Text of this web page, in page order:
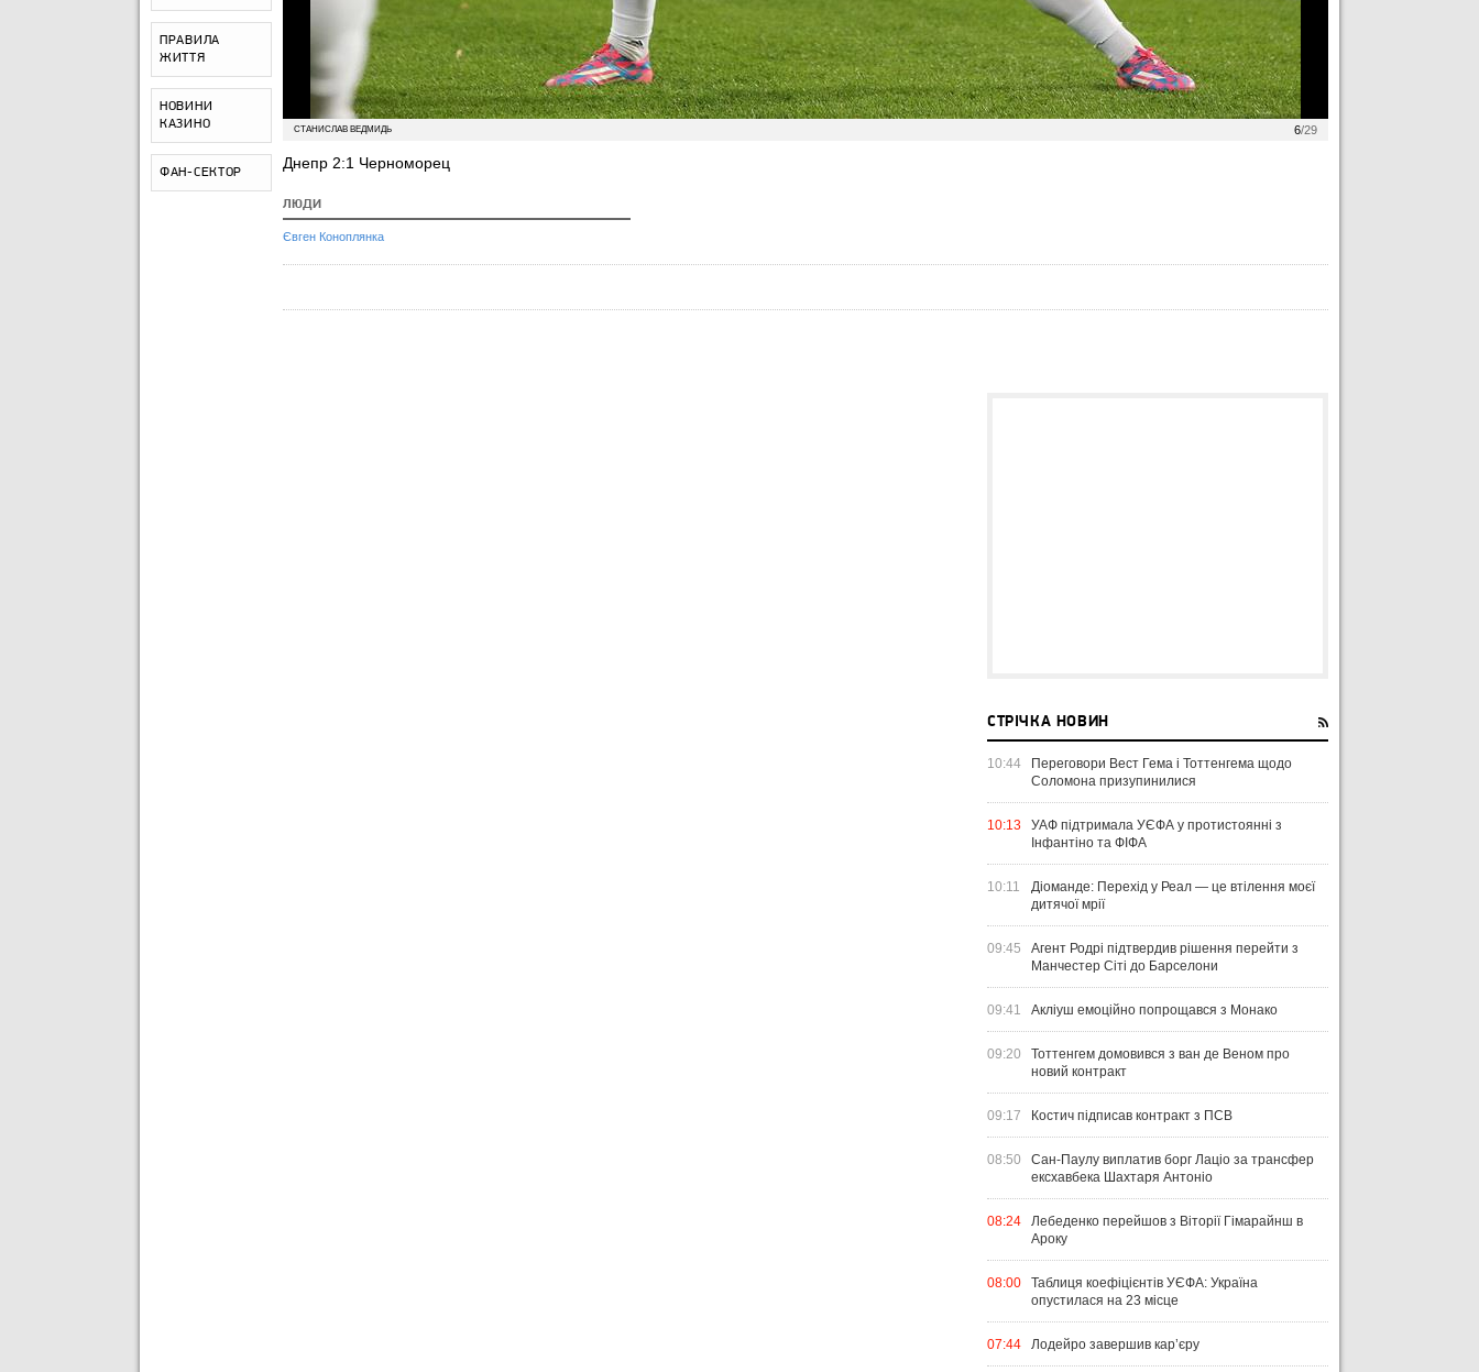
ПРАВИЛА
ЖИТТЯ
НОВИНИ
КАЗИНО
ФАН-СЕКТОР
6/29
СТАНИСЛАВ ВЕДМИДЬ
Днепр 2:1 Черноморец
ЛЮДИ
Євген Коноплянка
СТРІЧКА НОВИН
10:44
Переговори Вест Гема і Тоттенгема щодо
Соломона призупинилися
10:13
УАФ підтримала УЄФА у протистоянні з
Інфантіно та ФІФА
10:11
Діоманде: Перехід у Реал — це втілення моєї
дитячої мрії
09:45
Агент Родрі підтвердив рішення перейти з
Манчестер Сіті до Барселони
09:41 Акліуш емоційно попрощався з Монако
09:20
Тоттенгем домовився з ван де Веном про
новий контракт
09:17 Костич підписав контракт з ПСВ
08:50
Сан-Паулу виплатив борг Лаціо за трансфер
ексхавбека Шахтаря Антоніо
08:24
Лебеденко перейшов з Віторії Гімарайнш в
Ароку
08:00
Таблиця коефіцієнтів УЄФА: Україна
опустилася на 23 місце
07:44 Лодейро завершив кар’єру